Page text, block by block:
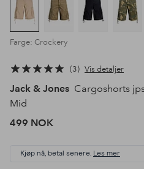
Farge: Crockery
3 Vis detaljer
Jack & Jones Cargoshorts
Mid
499 NOK
Kjøp nå, betal senere. Les mer